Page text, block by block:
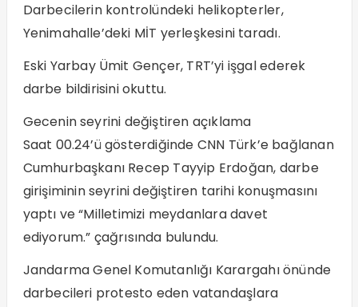
Darbecilerin kontrolündeki helikopterler,
Yenimahalle’deki MİT yerleşkesini taradı.
Eski Yarbay Ümit Gençer, TRT’yi işgal ederek
darbe bildirisini okuttu.
Gecenin seyrini değiştiren açıklama
Saat 00.24’ü gösterdiğinde CNN Türk’e bağlanan
Cumhurbaşkanı Recep Tayyip Erdoğan, darbe
girişiminin seyrini değiştiren tarihi konuşmasını
yaptı ve “Milletimizi meydanlara davet
ediyorum.” çağrısında bulundu.
Jandarma Genel Komutanlığı Karargahı önünde
darbecileri protesto eden vatandaşlara